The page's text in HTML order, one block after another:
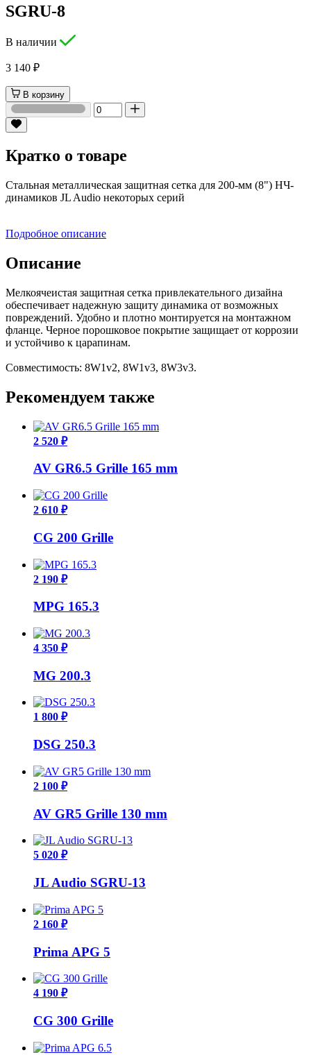
SGRU-8
В наличии
3 140 ₽
В корзину
Кратко о товаре
Стальная металлическая защитная сетка для 200-мм (8") НЧ-
динамиков JL Audio некоторых серий
Подробное описание
Описание
Мелкоячеистая защитная сетка привлекательного дизайна
обеспечивает надежную защиту динамика от возможных
повреждений. Удобно и плотно монтируется на монтажном
фланце. Черное порошковое покрытие защищает от коррозии
и устойчиво к царапинам.
Совместимость: 8W1v2, 8W1v3, 8W3v3.
Рекомендуем также
2 520 ₽
AV GR6.5 Grille 165 mm
2 610 ₽
CG 200 Grille
2 190 ₽
MPG 165.3
4 350 ₽
MG 200.3
1 800 ₽
DSG 250.3
2 100 ₽
AV GR5 Grille 130 mm
5 020 ₽
JL Audio SGRU-13
2 160 ₽
Prima APG 5
4 190 ₽
CG 300 Grille